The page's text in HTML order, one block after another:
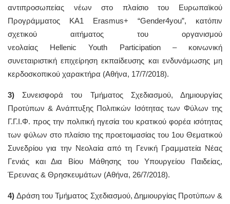
αντιπροσωπείας νέων στο πλαίσιο του Ευρωπαϊκού
Προγράμματος KA1 Erasmus+ “Gender4you”, κατόπιν
σχετικού αιτήματος του οργανισμού
νεολαίας Hellenic Youth Participation – κοινωνική
συνεταιριστική επιχείρηση εκπαίδευσης και ενδυνάμωσης μη
κερδοσκοπικού χαρακτήρα (Αθήνα, 17/7/2018).
3) Συνεισφορά του Τμήματος Σχεδιασμού, Δημιουργίας
Προτύπων & Ανάπτυξης Πολιτικών Ισότητας των Φύλων της
Γ.Γ.Ι.Φ. προς την πολιτική ηγεσία του κρατικού φορέα ισότητας
των φύλων στο πλαίσιο της προετοιμασίας του 1ου Θεματικού
Συνεδρίου για την Νεολαία από τη Γενική Γραμματεία Νέας
Γενιάς και Δια Βίου Μάθησης του Υπουργείου Παιδείας,
Έρευνας & Θρησκευμάτων (Αθήνα, 26/7/2018).
4) Δράση του Τμήματος Σχεδιασμού, Δημιουργίας Προτύπων &